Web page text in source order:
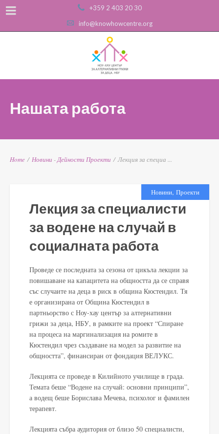
+359 2 403 20 30
info@knowhowcentre.org
Нашата работа
Home / Новини - Дейности Проекти / Лекция за специа ...
Новини, Проекти
Лекция за специалисти
за водене на случай в
социалната работа
Проведе се последната за сезона от цикъла лекции за
повишаване на капацитета на общността да се справя
със случаите на деца в риск в община Кюстендил. Тя
е организирана от Община Кюстендил в
партньорство с Ноу-хау център за алтернативни
грижи за деца, НБУ, в рамките на проект “Спиране
на процеса на маргинализация на ромите в
Кюстендил чрез създаване на модел за развитие на
общността”, финансиран от фондация ВЕЛУКС.
Лекцията се проведе в Килийното училище в града.
Темата беше “Водене на случай: основни принципи”,
а водещ беше Борислава Мечева, психолог и фамилен
терапевт.
Лекцията събра аудитория от близо 50 специалисти,